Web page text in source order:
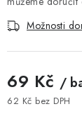
Možnosti
69 Kč /
62 Kč bez DPH